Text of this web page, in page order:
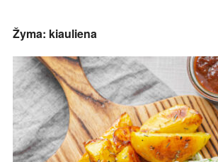
Žyma: kiauliena